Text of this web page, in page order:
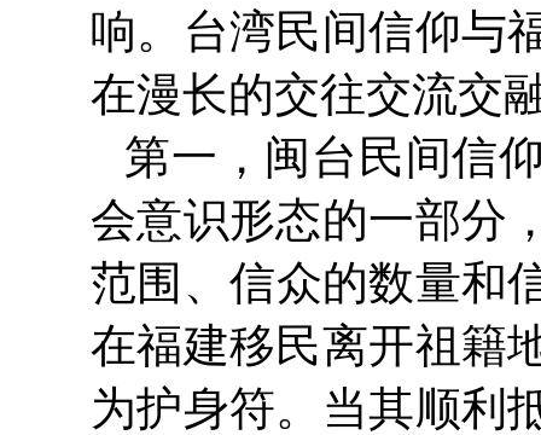
响。台湾民间信仰与
在漫长的交往交流交
第一，闽台民间信
会意识形态的一部分
范围、信众的数量和
在福建移民离开祖籍
为护身符。当其顺利